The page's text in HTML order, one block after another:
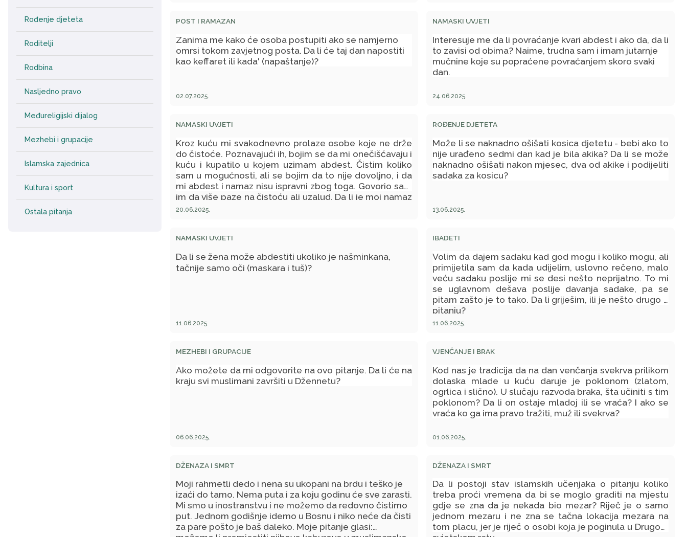
Rođenje djeteta
Roditelji
Rodbina
Nasljedno pravo
Međureligijski dijalog
Mezhebi i grupacije
Islamska zajednica
Kultura i sport
Ostala pitanja
obavio u ime Allaha, dž. š., jer ga tada niko ne vidi.
neprimljen?
POST I RAMAZAN
Zanima me kako će osoba postupiti ako se namjerno
omrsi tokom zavjetnog posta. Da li će taj dan napostiti
kao keffaret ili kada' (napaštanje)?
02.07.2025.
NAMASKI UVJETI
Interesuje me da li povraćanje kvari abdest i ako da, da li
to zavisi od obima? Naime, trudna sam i imam jutarnje
mučnine koje su popraćene povraćanjem skoro svaki
dan.
24.06.2025.
NAMASKI UVJETI
Kroz kuću mi svakodnevno prolaze osobe koje ne drže
do čistoće. Poznavajući ih, bojim se da mi onečišćavaju i
kuću i kupatilo u kojem uzimam abdest. Čistim koliko
sam u mogućnosti, ali se bojim da to nije dovoljno, i da
mi abdest i namaz nisu ispravni zbog toga. Govorio sam
im da više paze na čistoću ali uzalud. Da li je moj namaz
valjan, jer zaista ne mogu učiniti mnogo po tom pitanju.
20.06.2025.
ROĐENJE DJETETA
Može li se naknadno ošišati kosica djetetu - bebi ako to
nije urađeno sedmi dan kad je bila akika? Da li se može
naknadno ošišati nakon mjesec, dva od akike i podijeliti
sadaka za kosicu?
13.06.2025.
NAMASKI UVJETI
Da li se žena može abdestiti ukoliko je našminkana,
tačnije samo oči (maskara i tuš)?
11.06.2025.
IBADETI
Volim da dajem sadaku kad god mogu i koliko mogu, ali
primijetila sam da kada udijelim, uslovno rečeno, malo
veću sadaku poslije mi se desi nešto neprijatno. To mi
se uglavnom dešava poslije davanja sadake, pa se
pitam zašto je to tako. Da li griješim, ili je nešto drugo u
pitanju?
11.06.2025.
MEZHEBI I GRUPACIJE
Ako možete da mi odgovorite na ovo pitanje. Da li će na
kraju svi muslimani završiti u Džennetu?
06.06.2025.
VJENČANJE I BRAK
Kod nas je tradicija da na dan venčanja svekrva prilikom
dolaska mlade u kuću daruje je poklonom (zlatom,
ogrlica i slično). U slučaju razvoda braka, šta učiniti s tim
poklonom? Da li on ostaje mladoj ili se vraća? I ako se
vraća ko ga ima pravo tražiti, muž ili svekrva?
01.06.2025.
DŽENAZA I SMRT
Moji rahmetli dedo i nena su ukopani na brdu i teško je
izaći do tamo. Nema puta i za koju godinu će sve zarasti.
Mi smo u inostranstvu i ne možemo da redovno čistimo
put. Jednom godišnje idemo u Bosnu i niko neće da čisti
za pare pošto je baš daleko. Moje pitanje glasi:
DŽENAZA I SMRT
Da li postoji stav islamskih učenjaka o pitanju koliko
treba proći vremena da bi se moglo graditi na mjestu
gdje se zna da je nekada bio mezar? Riječ je o samo
jednom mezaru i ne zna se tačna lokacija mezara na
tom placu, jer je riječ o osobi koja je poginula u Drugom